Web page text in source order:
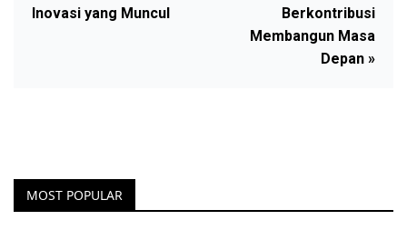
Inovasi yang Muncul
Berkontribusi
Membangun Masa
Depan »
MOST POPULAR